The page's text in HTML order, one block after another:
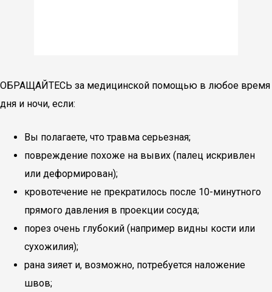
ОБРАЩАЙТЕСЬ за медицинской помощью в любое время
дня и ночи, если:
Вы полагаете, что травма серьезная;
повреждение похоже на вывих (палец искривлен
или деформирован);
кровотечение не прекратилось после 10-минутного
прямого давления в проекции сосуда;
порез очень глубокий (например видны кости или
сухожилия);
рана зияет и, возможно, потребуется наложение
швов;